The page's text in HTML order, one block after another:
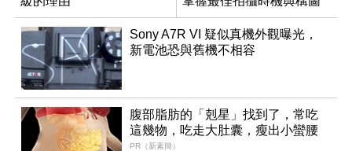
Sony A7R VI 疑似真機外觀曝光，
新電池恐與舊機不相容
腹部脂肪的「剋星」找到了，常吃
這幾物，吃走大肚囊，瘦出小蠻腰
PR（新素簡）